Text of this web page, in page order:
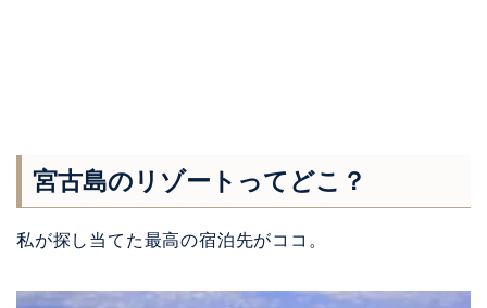
宮古島のリゾートってどこ？
私が探し当てた最高の宿泊先がココ。